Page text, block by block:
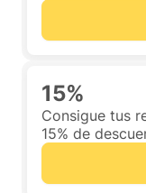
15%
Consigue tus
15% de